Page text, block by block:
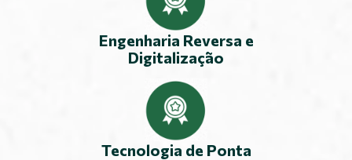
Engenharia Reversa e
Digitalização
Tecnologia de Ponta